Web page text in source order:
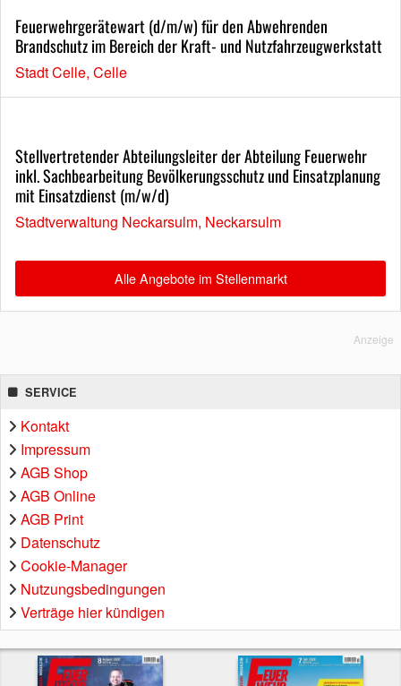
Feuerwehrgerätewart (d/m/w) für den Abwehrenden
Brandschutz im Bereich der Kraft- und Nutzfahrzeugwerkstatt
Stadt Celle, Celle
Stellvertretender Abteilungsleiter der Abteilung Feuerwehr
inkl. Sachbearbeitung Bevölkerungsschutz und Einsatzplanung
mit Einsatzdienst (m/w/d)
Stadtverwaltung Neckarsulm, Neckarsulm
Alle Angebote im Stellenmarkt
Anzeige
SERVICE
Kontakt
Impressum
AGB Shop
AGB Online
AGB Print
Datenschutz
Cookie-Manager
Nutzungsbedingungen
Verträge hier kündigen